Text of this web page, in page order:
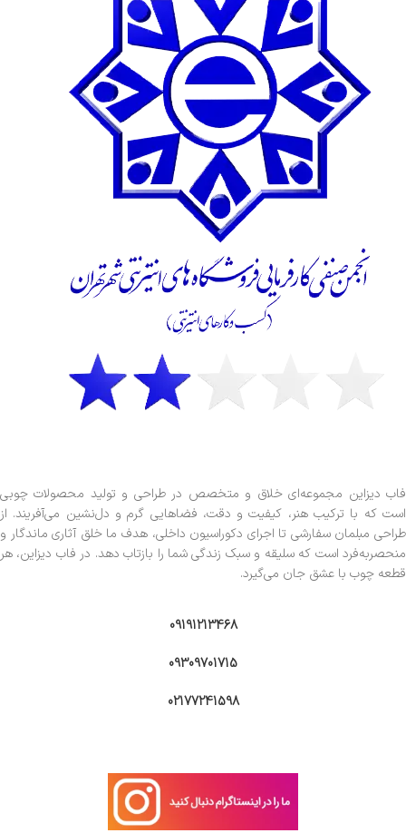
فاب دیزاین مجموعه‌ای خلاق و متخصص در طراحی و تولید محصولات چوبی
است که با ترکیب هنر، کیفیت و دقت، فضاهایی گرم و دل‌نشین می‌آفریند. از
طراحی مبلمان سفارشی تا اجرای دکوراسیون داخلی، هدف ما خلق آثاری ماندگار و
منحصربه‌فرد است که سلیقه و سبک زندگی شما را بازتاب دهد. در فاب دیزاین، هر
قطعه چوب با عشق جان می‌گیرد.
09191213468
09309701715
02177241598